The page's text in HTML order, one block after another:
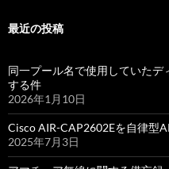
ー
最近の投稿
同一プール名で使用していたデ
する件
2026年1月10日
Cisco AIR-CAP2602Eを自律型
2025年7月3日